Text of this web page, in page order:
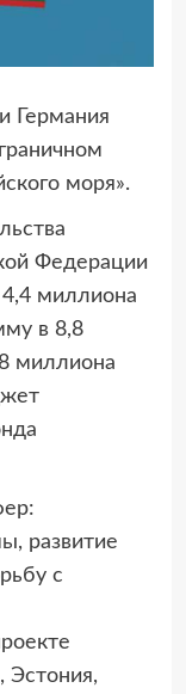
Германия
моря».
Федерации
миллиона
в 8,8
миллиона
развитие
с
Эстония,